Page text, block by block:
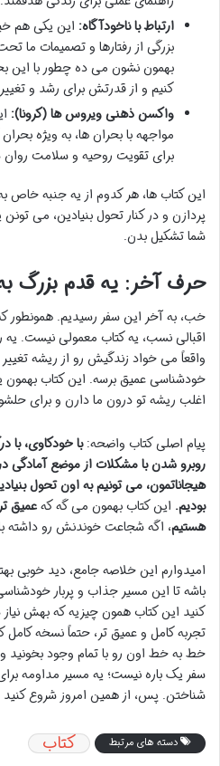
ارتباط با ناخودآگاه: این یکی هم
بزرگی از رفتارها و تصمیمات ما
بهمون نشون می ده چطور با این
کنیم و از قدرتش برای رشد و
واکسن ذهنی ویروس ها (کرونا):
مواجهه با بحران ها، به ویژه
برای تقویت روحیه و سلامت
این کتاب ها، هر کدوم از یه جنبه
پردازن و در کنار تحول بنیادین، می
شما تشکیل بدن.
حرف آخر: یه قدم بزرگ
خب، به آخر این سفر رسیدیم. همونطور
اقبالی نسب، یه کتاب معمولی نیست. یه
واقعاً می خواد زندگیش رو از ریشه
خودشناسی عمیق برسه. این کتاب بهمون
اغلب ریشه تو درون ما دارن و برای
پیام اصلی کتاب واضحه:با خودکاوی،
روبرو شدن با مشکلات از موضع
هیجاناتمون، می تونیم به اون تحول
بودیم. این کتاب بهمون می گه کهعمیق
هستیم، اگه شجاعت خوندنش رو داشته
امیدوارم این خلاصه جامع، دید خوبی
باشه تا این مسیر جذاب و پربار
کنید این کتاب همون چیزیه که بهش نیاز
تجربه کامل و عمیق تر، حتماً نسخه کامل
خط به خط اون رو با تمام وجود بخونید و
سفر یک باره نیست؛ یه مسیر مداومه
شناختن. پس، از همین امروز شروع کنید
دسته های مرتبط کتاب